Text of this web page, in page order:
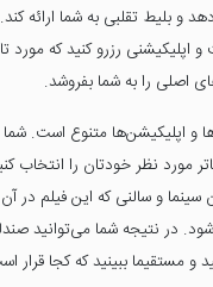
و بلیط تقلبی به شما ارائه کند.
و اپلیکیشنی رزرو کنید که مورد
اصلی را به شما بفروشد.
و اپلیکیشن‌ها متنوع است. شما
مورد نظر خودتان را انتخاب
و سالنی که این فیلم در
در نتیجه شما می‌توانید
و مستقیما ببینید که کجا قرار